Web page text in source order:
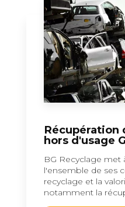
Récupération
hors d'usage
BG Recyclage met
l'ensemble de ses
recyclage et la
notamment la